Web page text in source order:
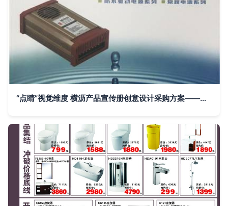
“点睛”视觉维度 横沥产品宣传册创意设计采购方案——赋新丰收广告生命张力